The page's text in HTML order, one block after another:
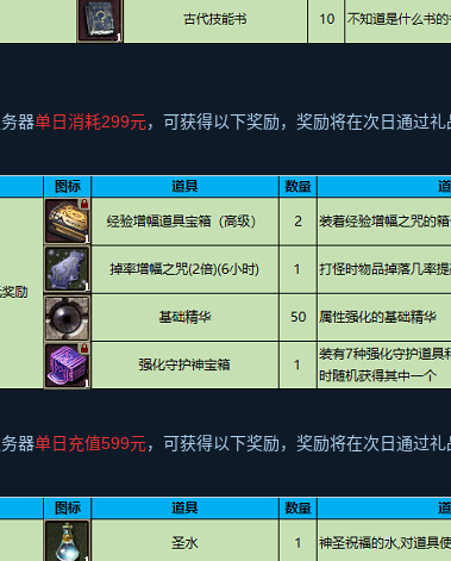
器单日消耗299元，可获得以下奖励，奖励将在次日通过礼
器单日充值599元，可获得以下奖励，奖励将在次日通过礼